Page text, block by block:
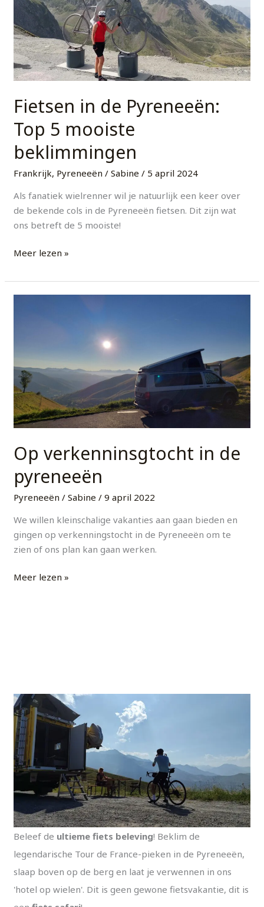
Fietsen in de Pyreneeën:
Top 5 mooiste
beklimmingen
Frankrijk, Pyreneeën /Sabine/ 5 april 2024
Als fanatiek wielrenner wil je natuurlijk een keer over
de bekende cols in de Pyreneeën fietsen. Dit zijn wat
ons betreft de 5 mooiste!
Top
5
mooiste
beklimmingen
Meer lezen »
Op verkenninsgtocht in de
pyreneeën
Pyreneeën /Sabine/9 april 2022
We willen kleinschalige vakanties aan gaan bieden en
gingen op verkenningstocht in de Pyreneeën om te
zien of ons plan kan gaan werken.
pyreneeën
Meer lezen »
Beleef de ultieme fiets beleving! Beklim de
legendarische Tour de France-pieken in de Pyreneeën,
slaap boven op de berg en laat je verwennen in ons
'hotel op wielen'. Dit is geen gewone fietsvakantie, dit is